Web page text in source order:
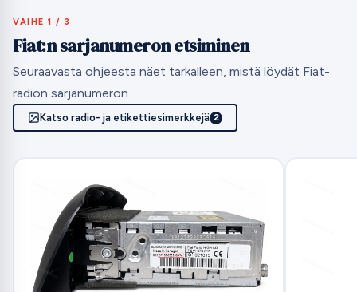
VAIHE 1 / 3
Fiat:n sarjanumeron etsiminen
Seuraavasta ohjeesta näet tarkalleen, mistä löydät Fiat-
radion sarjanumeron.
Katso radio- ja etikettiesimerkkejä 2